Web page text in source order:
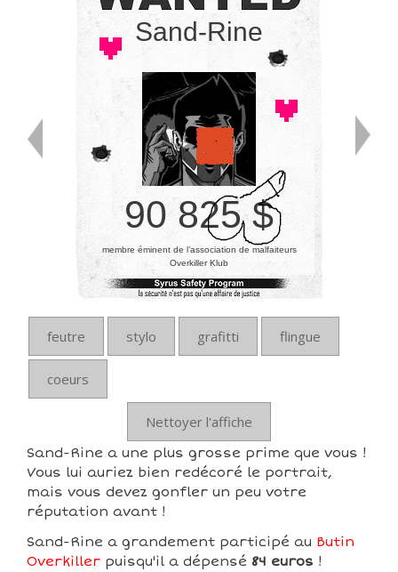
Sand-Rine
90 825 $
membre éminent de l’association de malfaiteurs
Overkiller Klub
feutre stylo grafitti flingue
coeurs
Nettoyer l'affiche
Sand-Rine a une plus grosse prime que vous !
Vous lui auriez bien redécoré le portrait,
mais vous devez gonfler un peu votre
réputation avant !
Sand-Rine a grandement participé au Butin
Overkiller puisqu'il a dépensé 84 euros !